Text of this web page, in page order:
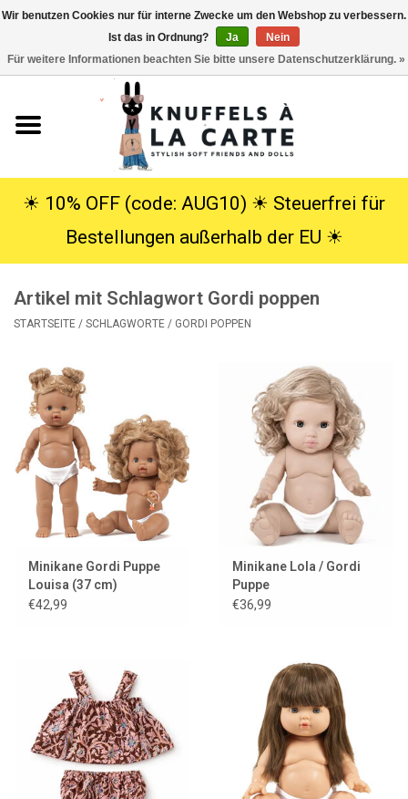
Kuscheltiere
SALE
Info
Lookbooks
Marken
☀︎ 10% OFF (code: AUG10) ☀︎ Steuerfrei für
Bestellungen außerhalb der EU ☀︎
Artikel mit Schlagwort Gordi poppen
STARTSEITE / SCHLAGWORTE / GORDI POPPEN
Minikane Gordi Puppe
Louisa (37 cm)
€42,99
Minikane Lola / Gordi
Puppe
€36,99
Wir benutzen Cookies nur für interne Zwecke um den Webshop zu verbessern.
Ist das in Ordnung?
Ja
Nein
Für weitere Informationen beachten Sie bitte unsere Datenschutzerklärung. »